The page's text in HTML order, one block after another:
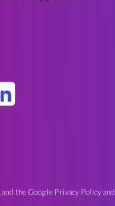
the Google Privacy Policyand